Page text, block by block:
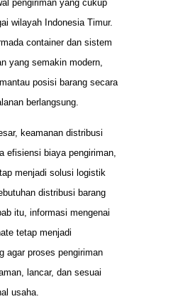
pengiriman yang cukup
wilayah Indonesia Timur.
container dan sistem
yang semakin modern,
posisi barang secara
berlangsung.
keamanan distribusi
efisiensi biaya pengiriman,
menjadi solusi logistik
distribusi barang
itu, informasi mengenai
tetap menjadi
agar proses pengiriman
lancar, dan sesuai
usaha.